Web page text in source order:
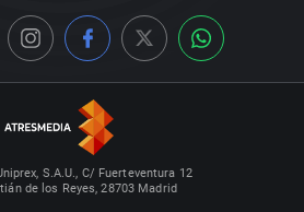
S.A.U., C/ Fuerteventura 12
de los Reyes, 28703 Madrid